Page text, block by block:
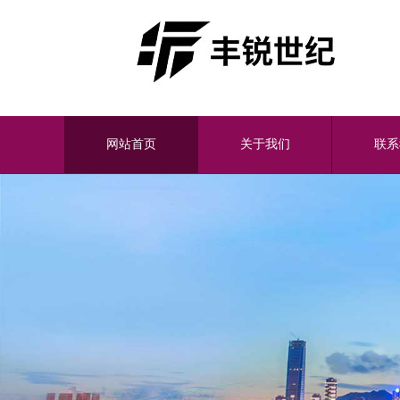
网站首页 关于我们 联